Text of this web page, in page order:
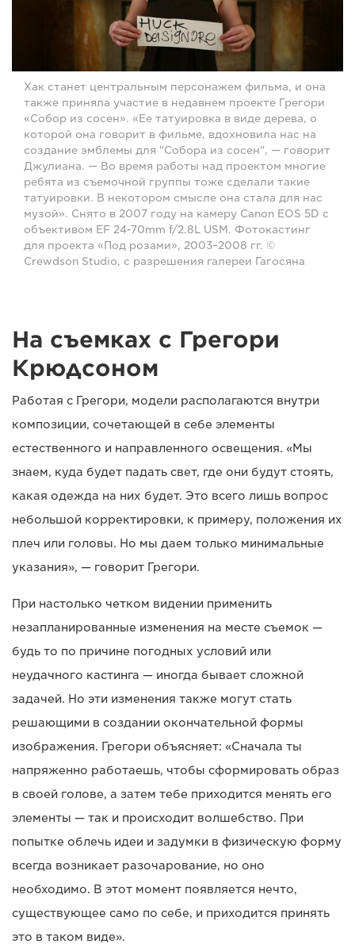
Хак станет центральным персонажем фильма, и она
также приняла участие в недавнем проекте Грегори
«Собор из сосен». «Ее татуировка в виде дерева, о
которой она говорит в фильме, вдохновила нас на
создание эмблемы для "Собора из сосен", — говорит
Джулиана. — Во время работы над проектом многие
ребята из съемочной группы тоже сделали такие
татуировки. В некотором смысле она стала для нас
музой». Снято в 2007 году на камеру Canon EOS 5D с
объективом EF 24-70mm f/2.8L USM. Фотокастинг
для проекта «Под розами», 2003–2008 гг. ©
Crewdson Studio, с разрешения галереи Гагосяна
На съемках с Грегори
Крюдсоном
Работая с Грегори, модели располагаются внутри
композиции, сочетающей в себе элементы
естественного и направленного освещения. «Мы
знаем, куда будет падать свет, где они будут стоять,
какая одежда на них будет. Это всего лишь вопрос
небольшой корректировки, к примеру, положения их
плеч или головы. Но мы даем только минимальные
указания», — говорит Грегори.
При настолько четком видении применить
незапланированные изменения на месте съемок —
будь то по причине погодных условий или
неудачного кастинга — иногда бывает сложной
задачей. Но эти изменения также могут стать
решающими в создании окончательной формы
изображения. Грегори объясняет: «Сначала ты
напряженно работаешь, чтобы сформировать образ
в своей голове, а затем тебе приходится менять его
элементы — так и происходит волшебство. При
попытке облечь идеи и задумки в физическую форму
всегда возникает разочарование, но оно
необходимо. В этот момент появляется нечто,
существующее само по себе, и приходится принять
это в таком виде».